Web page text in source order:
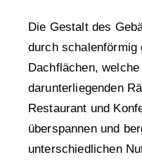
Die Gestalt des
durch schalenförmig
Dachflächen, welche
darunterliegenden
Restaurant und
überspannen und
unterschiedlichen